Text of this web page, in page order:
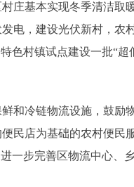
庄基本实现冬季清洁取
电，建设光伏新村，农
色村镇试点建设一批“超
和冷链物流设施，鼓励
民店为基础的农村便民
一步完善区物流中心、